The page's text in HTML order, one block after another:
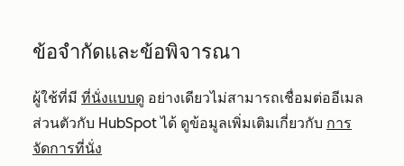
ข้อจำกัดและข้อพิจารณา
ผู้ใช้ที่มี ที่นั่งแบบดู อย่างเดียวไม่สามารถเชื่อมต่ออีเมล
ส่วนตัวกับ HubSpot ได้ ดูข้อมูลเพิ่มเติมเกี่ยวกับ การ
จัดการที่นั่ง